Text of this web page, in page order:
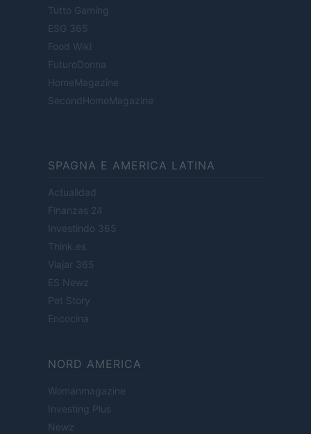
Tutto Gaming
ESG 365
Food Wiki
FuturoDonna
HomeMagazine
SecondHomeMagazine
SPAGNA E AMERICA LATINA
Actualidad
Finanzas 24
Investindo 365
Think.es
Viajar 365
ES Newz
Pet Story
Encocina
NORD AMERICA
Womanmagazine
Investing Plus
Newz